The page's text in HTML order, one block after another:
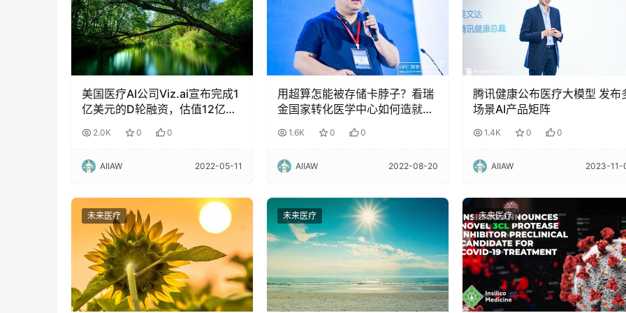
美国医疗AI公司Viz.ai宣布完成1
亿美元的D轮融资，估值12亿美
2.0K 0 0
AIIAW 2022-05-11
用超算怎能被存储卡脖子？看瑞
金国家转化医学中心如何造就
IO-500上的生信「顶流」
1.6K 0 0
AIIAW 2022-08-20
腾讯健康公布医疗大模型 发布
场景AI产品矩阵
1.4K 0 0
AIIAW 2023-11-
未来医疗 未来医疗 未来医疗